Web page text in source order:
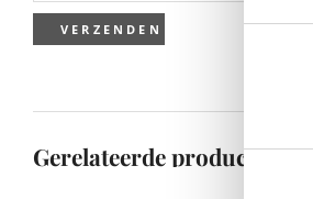
Gerelateerde producten